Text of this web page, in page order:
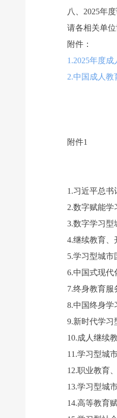
八、2025年度
请各相关单位协
附件：
1.2025年度成
2.中国成人教育
附件1
1.习近平总书记
2.数字赋能学
3.数字学习型城
4.继续教育、
5.学习型城市
6.中国式现代化
7.终身教育服
8.中国终身学
9.新时代学习型
10.成人继续教
11.学习型城市
12.职业教育、
13.学习型城市
14.高等教育赋